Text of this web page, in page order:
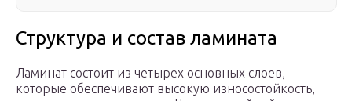
Структура и состав ламината
Ламинат состоит из четырех основных слоев,
которые обеспечивают высокую износостойкость,